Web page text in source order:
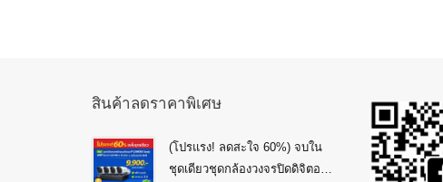
สินค้าลดราคาพิเศษ
(โปรแรง! ลดสะใจ 60%) จบใน
ชุดเดียวชุดกล้องวงจรปิดดิจิตอล